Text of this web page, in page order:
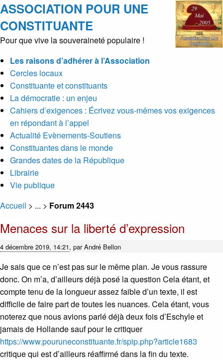
ASSOCIATION POUR UNE
CONSTITUANTE
Pour que vive la souveraineté populaire !
Les raisons d’adhérer à l’Association
Cercles locaux
Constituante et constituants
La démocratie : un enjeu
Cahiers d’exigences : Écrivez vous-mêmes vos exigences
en répondant à l’appel
Actualité Evènements-Soutiens
Constituantes dans le monde
Grandes dates de la République
Librairie
Vie publique
Accueil > ... > Forum 2443
Menaces sur la liberté d’expression
4 décembre 2019, 14:21, parAndré Bellon
Je sais que ce n’est pas sur le même plan. Je vous rassure
donc. On m’a, d’ailleurs déjà posé la question Cela étant, et
compte tenu de la longueur assez faible d’un texte, il est
difficile de faire part de toutes les nuances. Cela étant, vous
noterez que nous avions parlé déjà deux fois d’Eschyle et
jamais de Hollande sauf pour le critiquer
https://www.pouruneconstituante.fr/spip.php?article1683
critique qui est d’ailleurs réaffirmé dans la fin du texte.